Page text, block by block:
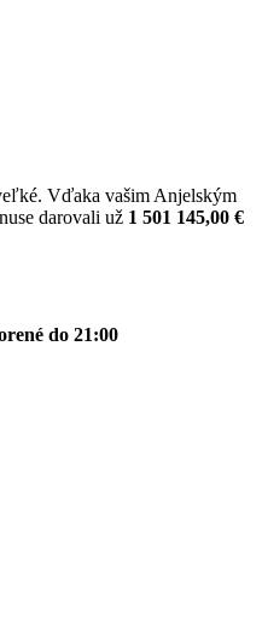
Vďaka vašim Anjelským
darovali už 1 501 145,00 €
do 21:00